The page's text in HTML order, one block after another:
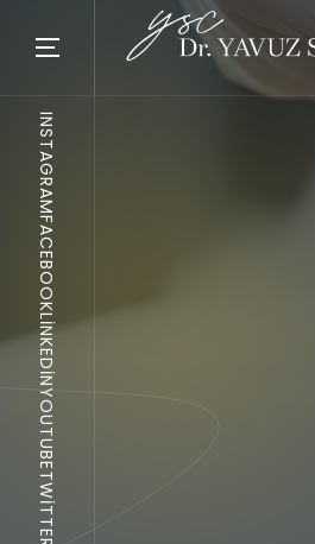
INSTAGRAM
FACEBOOK
LINKEDIN
YOUTUBE
TWITTER